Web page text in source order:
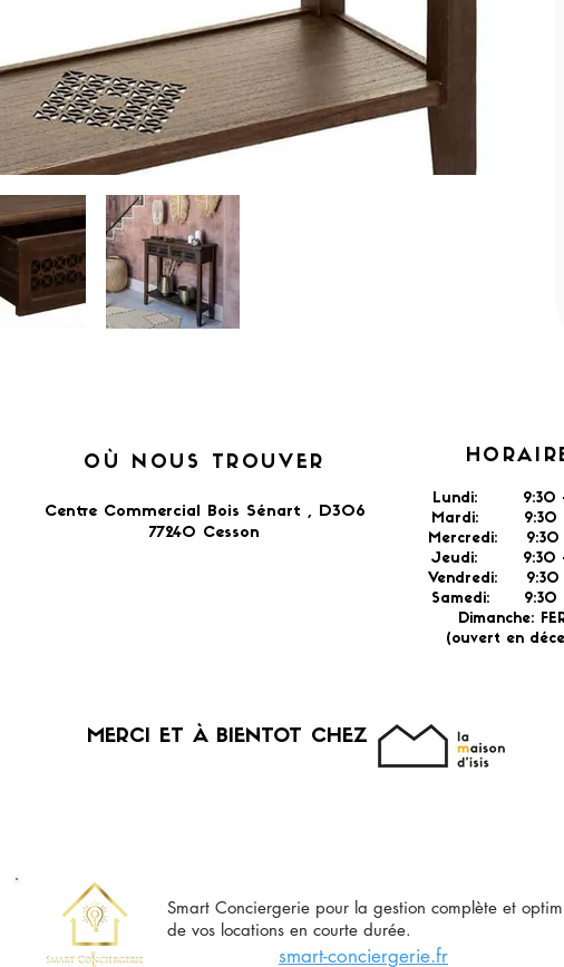
OÙ NOUS TROUVER
Centre Commercial Bois Sénart , D306
77240 Cesson​
Lundi: 9:30 -
Mardi: 9:30 -
Mercredi: 9:30
Jeudi: 9:30
Vendredi: 9:30
Samedi: 9:30
Dimanche:
(ouvert en
​MERCI ET À BIENTOT CHEZ
Smart Conciergerie pour la gestion complète et
de vos locations en courte durée.
smart-conciergerie.fr